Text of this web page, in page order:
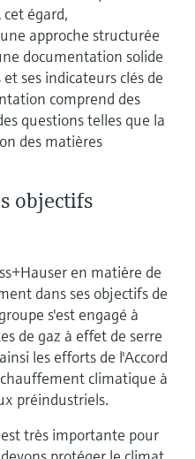
égard,
approche structurée
documentation solide
ses indicateurs clés de
comprend des
questions telles que la
des matières
objectifs
en matière de
dans ses objectifs de
s'est engagé à
de gaz à effet de serre
les efforts de l'Accord
climatique à
préindustriels.
très importante pour